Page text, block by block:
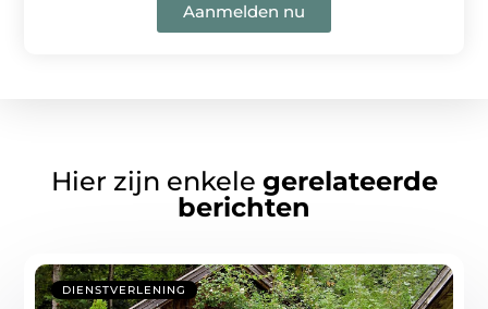
Aanmelden nu
Hier zijn enkele gerelateerde
berichten
DIENSTVERLENING